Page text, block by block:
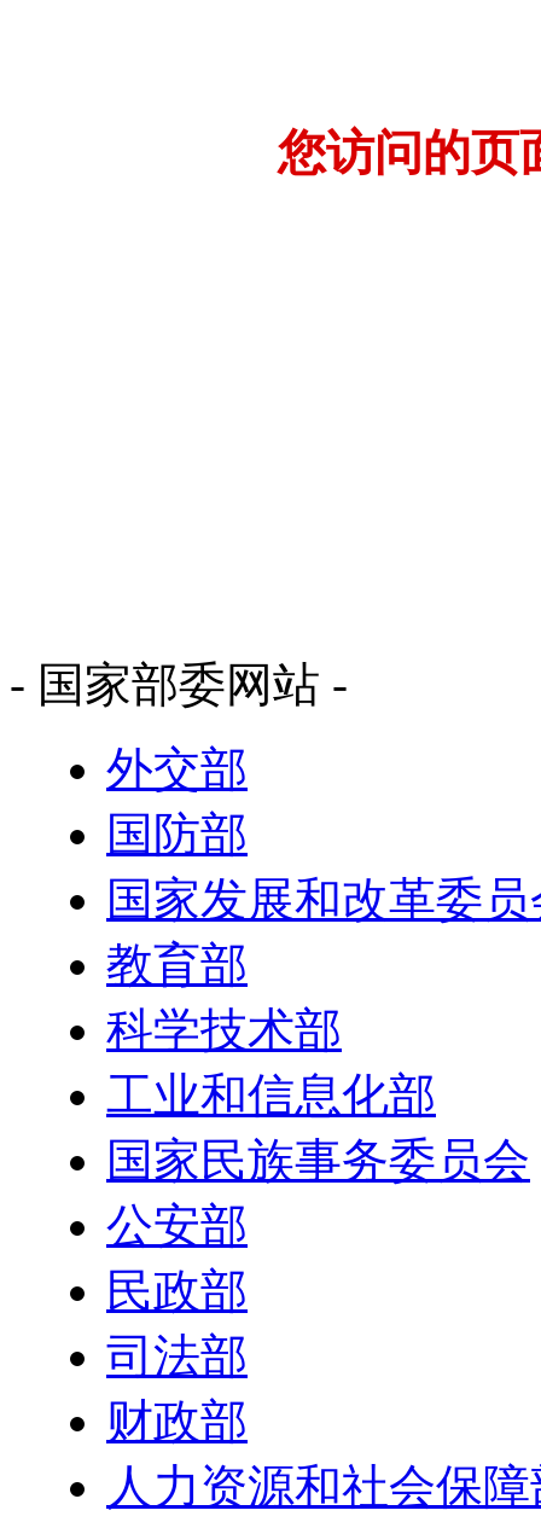
您访问的页
- 国家部委网站 -
外交部
国防部
国家发展和改革委
教育部
科学技术部
工业和信息化部
国家民族事务委员会
公安部
民政部
司法部
财政部
人力资源和社会保